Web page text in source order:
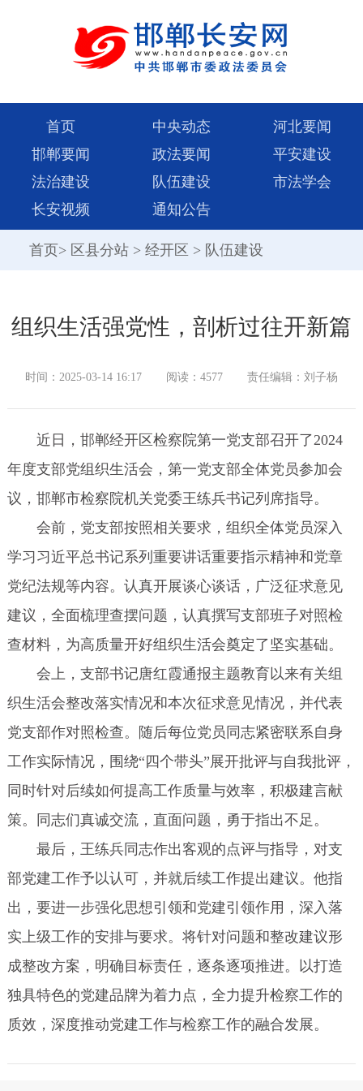
首页 中央动态
河北要闻
邯郸要闻
政法要闻
平安建设
法治建设
队伍建设
市法学会
长安视频
通知公告
首页> 区县分站 > 经开区 > 队伍建设
组织生活强党性，剖析过往开新篇
时间：2025-03-14 16:17 阅读：4577 责任编辑：刘子杨
近日，邯郸经开区检察院第一党支部召开了2024
年度支部党组织生活会，第一党支部全体党员参加会
议，邯郸市检察院机关党委王练兵书记列席指导。
会前，党支部按照相关要求，组织全体党员深入
学习习近平总书记系列重要讲话重要指示精神和党章
党纪法规等内容。认真开展谈心谈话，广泛征求意见
建议，全面梳理查摆问题，认真撰写支部班子对照检
查材料，为高质量开好组织生活会奠定了坚实基础。
会上，支部书记唐红霞通报主题教育以来有关组
织生活会整改落实情况和本次征求意见情况，并代表
党支部作对照检查。随后每位党员同志紧密联系自身
工作实际情况，围绕“四个带头”展开批评与自我批评，
同时针对后续如何提高工作质量与效率，积极建言献
策。同志们真诚交流，直面问题，勇于指出不足。
最后，王练兵同志作出客观的点评与指导，对支
部党建工作予以认可，并就后续工作提出建议。他指
出，要进一步强化思想引领和党建引领作用，深入落
实上级工作的安排与要求。将针对问题和整改建议形
成整改方案，明确目标责任，逐条逐项推进。以打造
独具特色的党建品牌为着力点，全力提升检察工作的
质效，深度推动党建工作与检察工作的融合发展。